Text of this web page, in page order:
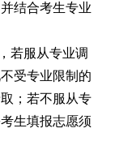
结合考生专业
若服从专业调
受专业限制的
；若不服从专
生填报志愿须